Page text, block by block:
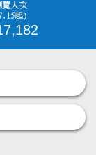
覽人次
起)